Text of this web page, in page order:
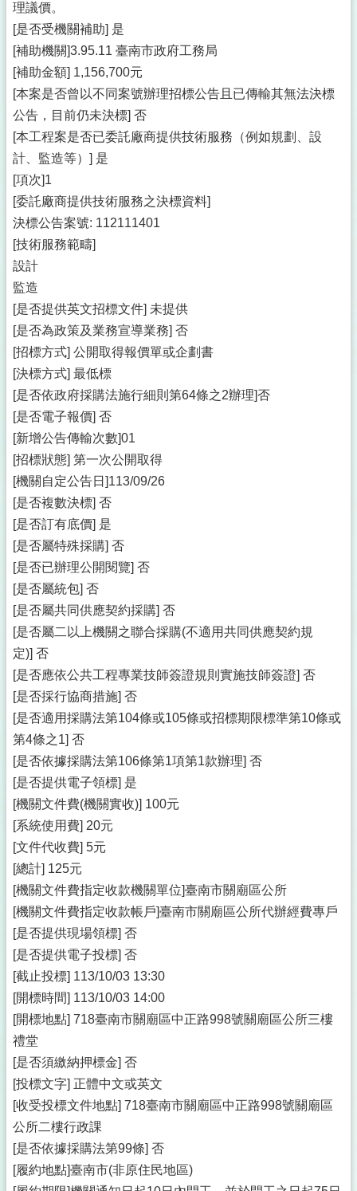
理議價。
[是否受機關補助] 是
[補助機關]3.95.11 臺南市政府工務局
[補助金額] 1,156,700元
[本案是否曾以不同案號辦理招標公告且已傳輸其無法決標
公告，目前仍未決標] 否
[本工程案是否已委託廠商提供技術服務（例如規劃、設
計、監造等）] 是
[項次]1
[委託廠商提供技術服務之決標資料]
決標公告案號: 112111401
[技術服務範疇]
設計
監造
[是否提供英文招標文件] 未提供
[是否為政策及業務宣導業務] 否
[招標方式] 公開取得報價單或企劃書
[決標方式] 最低標
[是否依政府採購法施行細則第64條之2辦理]否
[是否電子報價] 否
[新增公告傳輸次數]01
[招標狀態] 第一次公開取得
[機關自定公告日]113/09/26
[是否複數決標] 否
[是否訂有底價] 是
[是否屬特殊採購] 否
[是否已辦理公開閱覽] 否
[是否屬統包] 否
[是否屬共同供應契約採購] 否
[是否屬二以上機關之聯合採購(不適用共同供應契約規
定)] 否
[是否應依公共工程專業技師簽證規則實施技師簽證] 否
[是否採行協商措施] 否
[是否適用採購法第104條或105條或招標期限標準第10條或
第4條之1] 否
[是否依據採購法第106條第1項第1款辦理] 否
[是否提供電子領標] 是
[機關文件費(機關實收)] 100元
[系統使用費] 20元
[文件代收費] 5元
[總計] 125元
[機關文件費指定收款機關單位]臺南市關廟區公所
[機關文件費指定收款帳戶]臺南市關廟區公所代辦經費專戶
[是否提供現場領標] 否
[是否提供電子投標] 否
[截止投標] 113/10/03 13:30
[開標時間] 113/10/03 14:00
[開標地點] 718臺南市關廟區中正路998號關廟區公所三樓
禮堂
[是否須繳納押標金] 否
[投標文字] 正體中文或英文
[收受投標文件地點] 718臺南市關廟區中正路998號關廟區
公所二樓行政課
[是否依據採購法第99條] 否
[履約地點]臺南市(非原住民地區)